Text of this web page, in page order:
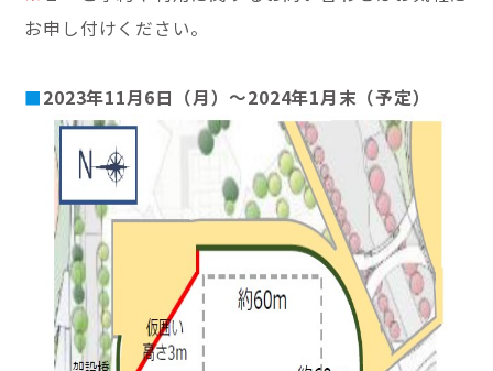
お申し付けください。
■2023年11月6日（月）～2024年1月末（予定）